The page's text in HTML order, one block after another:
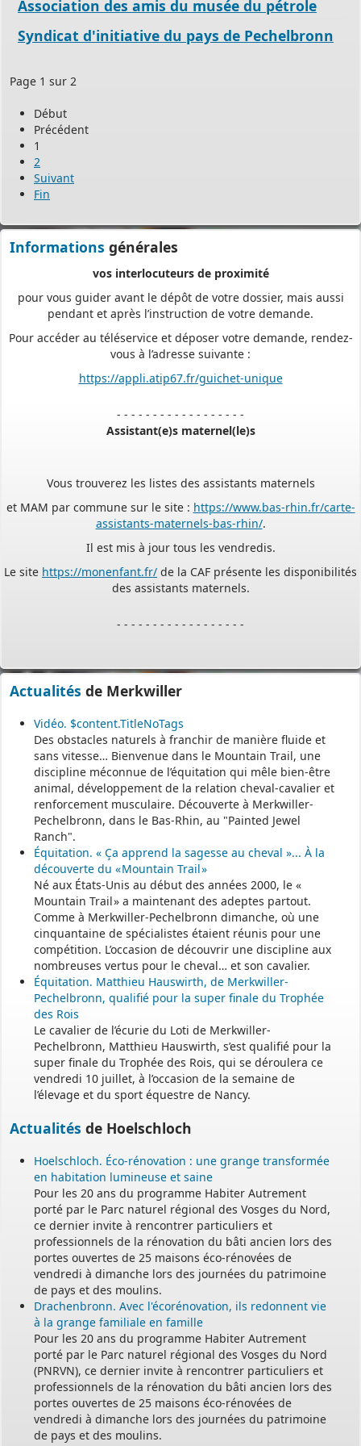
Association des amis du musée du pétrole
Syndicat d'initiative du pays de Pechelbronn
Page 1 sur 2
Début
Précédent
1
2
Suivant
Fin
Informations générales
démarche simplifiée.
Plus besoin d’imprimer vos demandes en de multiples
exemplaires, d’envoyer des plis en recommandé avec accusé de
ou de vous déplacer aux horaires d’ouverture de votre mairie : en
de frais d’envoi et de temps. Vous pouvez également suivre en
accéder aux courriers de la mairie, etc. Une fois déposée, votre
demande sera instruite de façon dématérialisée
Les services de votre commune restent
vos interlocuteurs de proximité
pour vous guider avant le dépôt de votre dossier, mais aussi
pendant et après l’instruction de votre demande.
Pour accéder au téléservice et déposer votre demande, rendez-
vous à l’adresse suivante :
https://appli.atip67.fr/guichet-unique
Assistant(e)s maternel(le)s
et MAM par commune sur le site :https://www.bas-rhin.fr/carte-
assistants-maternels-bas-rhin/ .
Il est mis à jour tous les vendredis.
https://monenfant.fr/de la CAF présente les disponibilités
des assistants maternels.
Le secrétariat est fermé le samedi matin.
Actualités de Merkwiller
Vidéo. $content.TitleNoTags
Des obstacles naturels à franchir de manière fluide et
sans vitesse… Bienvenue dans le Mountain Trail, une
discipline méconnue de l’équitation qui mêle bien-être
animal, développement de la relation cheval-cavalier et
renforcement musculaire. Découverte à Merkwiller-
Pechelbronn, dans le Bas-Rhin, au "Painted Jewel
Ranch".
Équitation. « Ça apprend la sagesse au cheval »... À la
découverte du « Mountain Trail »
Né aux États-Unis au début des années 2000, le «
Mountain Trail » a maintenant des adeptes partout.
Comme à Merkwiller-Pechelbronn dimanche, où une
cinquantaine de spécialistes étaient réunis pour une
compétition. L’occasion de découvrir une discipline aux
nombreuses vertus pour le cheval… et son cavalier.
Équitation. Matthieu Hauswirth, de Merkwiller-
Pechelbronn, qualifié pour la super finale du Trophée
des Rois
Le cavalier de l’écurie du Loti de Merkwiller-
Pechelbronn, Matthieu Hauswirth, s’est qualifié pour la
super finale du Trophée des Rois, qui se déroulera ce
vendredi 10 juillet, à l’occasion de la semaine de
l’élevage et du sport équestre de Nancy.
Actualités de Hoelschloch
Hoelschloch. Éco-rénovation : une grange transformée
en habitation lumineuse et saine
Pour les 20 ans du programme Habiter Autrement
porté par le Parc naturel régional des Vosges du Nord,
ce dernier invite à rencontrer particuliers et
professionnels de la rénovation du bâti ancien lors des
portes ouvertes de 25 maisons éco-rénovées de
vendredi à dimanche lors des journées du patrimoine
de pays et des moulins.
Drachenbronn. Avec l'écorénovation, ils redonnent vie
à la grange familiale en famille
Pour les 20 ans du programme Habiter Autrement
porté par le Parc naturel régional des Vosges du Nord
(PNRVN), ce dernier invite à rencontrer particuliers et
professionnels de la rénovation du bâti ancien lors des
portes ouvertes de 25 maisons éco-rénovées de
vendredi à dimanche lors des journées du patrimoine
de pays et des moulins.